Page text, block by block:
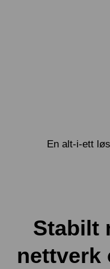
En alt-i-ett
Stabilt
nettverk